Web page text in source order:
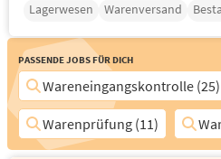
Lagerwesen
Warenversand
Passende Jobs für Dich
Wareneingangskontrolle (25)
Warenprüfung (11)